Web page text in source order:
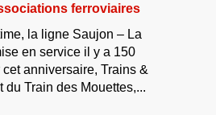
ferroviaires
la ligne Saujon – La
en service il y a 150
anniversaire, Trains &
du Train des Mouettes,...